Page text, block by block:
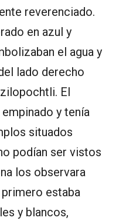
reverenciado.
en azul y
el agua y
lado derecho
El
y tenía
situados
podían ser vistos
los observara
estaba
y blancos,